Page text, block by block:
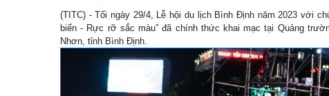
(TITC) - Tối ngày 29/4, Lễ hội du lịch Bình Định năm 2023 với
biển - Rực rỡ sắc màu” đã chính thức khai mạc tại Quảng
Nhơn, tỉnh Bình Định.